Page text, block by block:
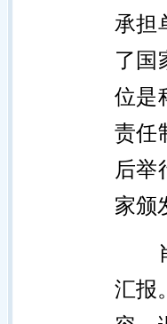
承担
了国
位是
责任
后举
家颁
汇报